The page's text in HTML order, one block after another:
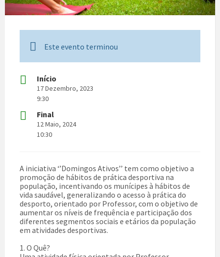
Este evento terminou
Início
17 Dezembro, 2023
9:30
Final
12 Maio, 2024
10:30
A iniciativa ‘’Domingos Ativos’’ tem como objetivo a
promoção de hábitos de prática desportiva na
população, incentivando os munícipes à hábitos de
vida saudável, generalizando o acesso à prática do
desporto, orientado por Professor, com o objetivo de
aumentar os níveis de frequência e participação dos
diferentes segmentos sociais e etários da população
em atividades desportivas.
1. O Quê?